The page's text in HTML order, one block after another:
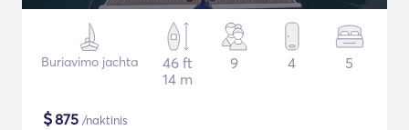
Buriavimo jachta
46 ft
14 m
9 4 5
$875 /naktinis